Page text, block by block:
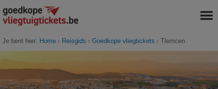
Je bent hier: Home Reisgids Goedkope vliegtickets Tlemcen